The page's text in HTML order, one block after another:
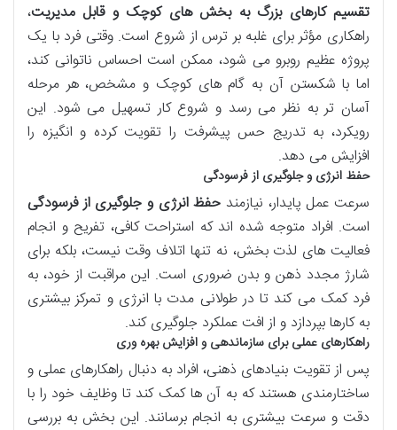
تقسیم کارهای بزرگ به بخش های کوچک و قابل مدیریت،
راهکاری مؤثر برای غلبه بر ترس از شروع است. وقتی فرد با یک
پروژه عظیم روبرو می شود، ممکن است احساس ناتوانی کند،
اما با شکستن آن به گام های کوچک و مشخص، هر مرحله
آسان تر به نظر می رسد و شروع کار تسهیل می شود. این
رویکرد، به تدریج حس پیشرفت را تقویت کرده و انگیزه را
افزایش می دهد.
حفظ انرژی و جلوگیری از فرسودگی
سرعت عمل پایدار، نیازمند حفظ انرژی و جلوگیری از فرسودگی
است. افراد متوجه شده اند که استراحت کافی، تفریح و انجام
فعالیت های لذت بخش، نه تنها اتلاف وقت نیست، بلکه برای
شارژ مجدد ذهن و بدن ضروری است. این مراقبت از خود، به
فرد کمک می کند تا در طولانی مدت با انرژی و تمرکز بیشتری
به کارها بپردازد و از افت عملکرد جلوگیری کند.
راهکارهای عملی برای سازماندهی و افزایش بهره وری
پس از تقویت بنیادهای ذهنی، افراد به دنبال راهکارهای عملی و
ساختارمندی هستند که به آن ها کمک کند تا وظایف خود را با
دقت و سرعت بیشتری به انجام برسانند. این بخش به بررسی